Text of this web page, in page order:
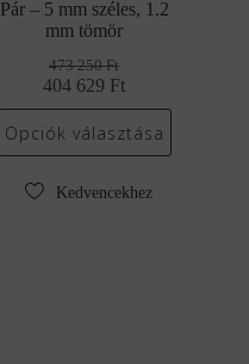
Pár – 5 mm széles, 1.2
mm tömör
473 250Ft
Original
price
was:
404 629 Ft
Current
price
is:
Opciók választása
Kedvencekhez